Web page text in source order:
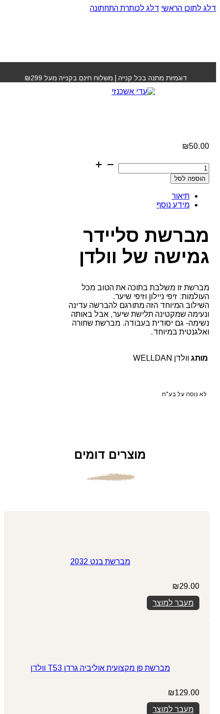
דלג לתוכן הראשי דלג לכותרת התחתונה
דוגמיות מתנה בכל קנייה | משלוח חינם בקנייה מעל ₪299
מברשת סליידר גמישה
₪50.00
כמות
של
מברשת
גמישה
הוספה לסל
תיאור
מידע נוסף
מברשת סליידר
גמישה של וולדן
מברשת זו משלבת בתוכה את הטוב מכל
העולמות: זיפי ניילון וזיפי שיער.
השילוב המיוחד הזה מתורגם להברשה עדינה
ונעימה שמקטינה תלישת שיער, אבל באותה
נשימה- גם יסודית בעבודה. מברשת שחורה
ואלגנטית במיוחד.
מותג וולדן WELLDAN
לא נוסה על בע"ח
מוצרים דומים
מברשת בנט 2032
₪29.00
מעבר למוצר
מברשת פן מקצועית אוליביה גרדן T53 וולדן
₪129.00
מעבר למוצר